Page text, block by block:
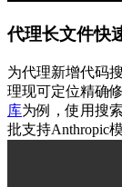
代理长文件快
为代理新增代码
理现可定位精确
库为例，使用搜
批支持Anthropic